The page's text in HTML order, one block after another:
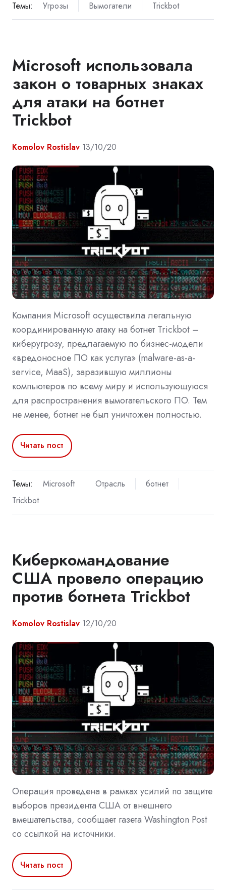
Темы: Угрозы Вымогатели Trickbot
Microsoft использовала
закон о товарных знаках
для атаки на ботнет
Trickbot
Komolov Rostislav 13/10/20
Компания Microsoft осуществила легальную
координированную атаку на ботнет Trickbot –
киберугрозу, предлагаемую по бизнес-модели
«вредоносное ПО как услуга» (malware-as-a-
service, MaaS), заразившую миллионы
компьютеров по всему миру и использующуюся
для распространения вымогательского ПО. Тем
не менее, ботнет не был уничтожен полностью.
Читать пост
Темы: Microsoft Отрасль
ботнет
Trickbot
Киберкомандование
США провело операцию
против ботнета Trickbot
Komolov Rostislav 12/10/20
Операция проведена в рамках усилий по защите
выборов президента США от внешнего
вмешательства, сообщает газета Washington Post
со ссылкой на источники.
Читать пост